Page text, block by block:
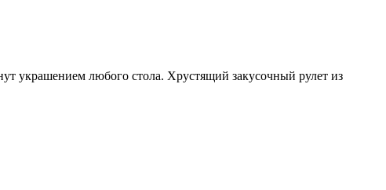
украшением любого стола. Хрустящий закусочный рулет из